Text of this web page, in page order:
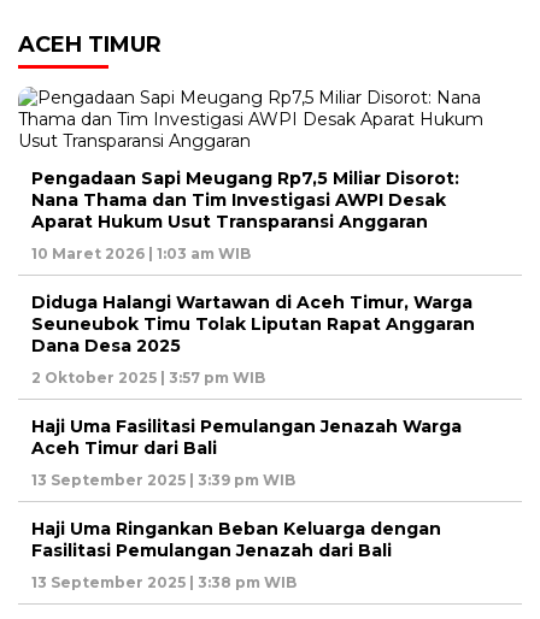
ACEH TIMUR
Pengadaan Sapi Meugang Rp7,5 Miliar Disorot:
Nana Thama dan Tim Investigasi AWPI Desak
Aparat Hukum Usut Transparansi Anggaran
10 Maret 2026 | 1:03 am WIB
Diduga Halangi Wartawan di Aceh Timur, Warga
Seuneubok Timu Tolak Liputan Rapat Anggaran
Dana Desa 2025
2 Oktober 2025 | 3:57 pm WIB
Haji Uma Fasilitasi Pemulangan Jenazah Warga
Aceh Timur dari Bali
13 September 2025 | 3:39 pm WIB
Haji Uma Ringankan Beban Keluarga dengan
Fasilitasi Pemulangan Jenazah dari Bali
13 September 2025 | 3:38 pm WIB